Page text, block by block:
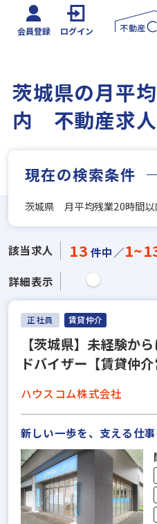
会員登録 ログイン
茨城県の月平
内 不動産求
現在の検索条件
茨城県 月平均残業20時間以
該当求人 13 件中／
詳細表示
正社員 賃貸仲介
【茨城県】未経験か
ドバイザー【賃貸仲介
ハウスコム株式会社
新しい一歩を、支える仕